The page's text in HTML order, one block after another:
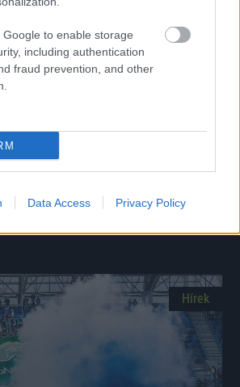
Google to enable storage
including authentication
fraud prevention, and other
Data Access Privacy Policy
az NB III-ban bizonyított a 36-
után tért vissza a pályára.
Hírek